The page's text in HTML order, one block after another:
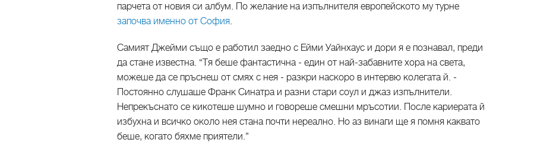
парчета от новия си албум. По желание на изпълнителя европейското му турне
започва именно от София.
Самият Джейми също е работил заедно с Ейми Уайнхаус и дори я е познавал, преди
да стане известна. “Тя беше фантастична - един от най-забавните хора на света,
можеше да се пръснеш от смях с нея - разкри наскоро в интервю колегата й. -
Постоянно слушаше Франк Синатра и разни стари соул и джаз изпълнители.
Непрекъснато се кикотеше шумно и говореше смешни мръсотии. После кариерата й
избухна и всичко около нея стана почти нереално. Но аз винаги ще я помня каквато
беше, когато бяхме приятели.”